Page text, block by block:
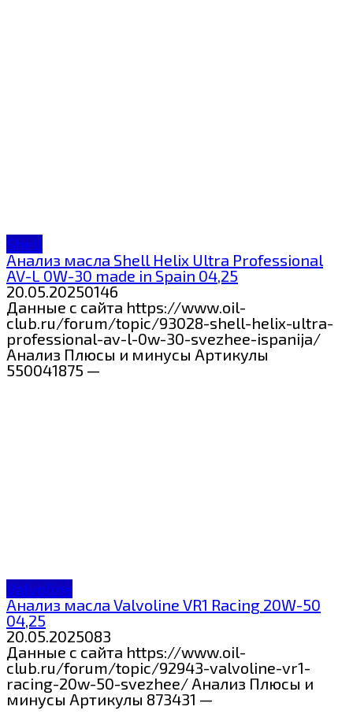
Shell
Анализ масла Shell Helix Ultra Professional
AV-L 0W-30 made in Spain 04,25
20.05.20250146
Данные с сайта https://www.oil-
club.ru/forum/topic/93028-shell-helix-ultra-
professional-av-l-0w-30-svezhee-ispanija/
Анализ Плюсы и минусы Артикулы
550041875 —
Valvoline
Анализ масла Valvoline VR1 Racing 20W-50
04,25
20.05.2025083
Данные с сайта https://www.oil-
club.ru/forum/topic/92943-valvoline-vr1-
racing-20w-50-svezhee/ Анализ Плюсы и
минусы Артикулы 873431 —